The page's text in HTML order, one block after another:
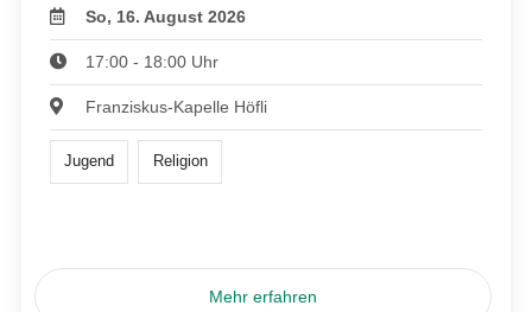
So, 16. August 2026
17:00 - 18:00 Uhr
Franziskus-Kapelle Höfli
Jugend Religion
Mehr erfahren